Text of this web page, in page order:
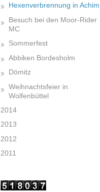
Hexenverbrennung in Achim
Besuch bei den Moor-Rider
MC
Sommerfest
Abbiken Bordesholm
Dömitz
Weihnachtsfeier in
Wolfenbüttel
2014
2013
2012
2011